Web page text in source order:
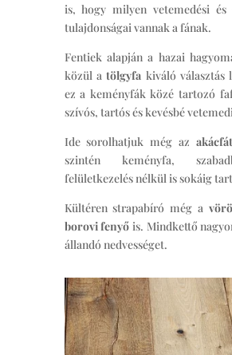
is, hogy milyen vetemedési és
tulajdonságai vannak a fának.
Fentiek alapján a hazai
közül atölgyfa kiváló választás
ez a keményfák közé tartozó
szívós, tartós és kevésbé
Ide sorolhatjuk még az akácfát
szintén keményfa,
felületkezelés nélkül is sokáig
Kültéren strapabíró még a
borovi fenyő is. Mindkettő
állandó nedvességet.